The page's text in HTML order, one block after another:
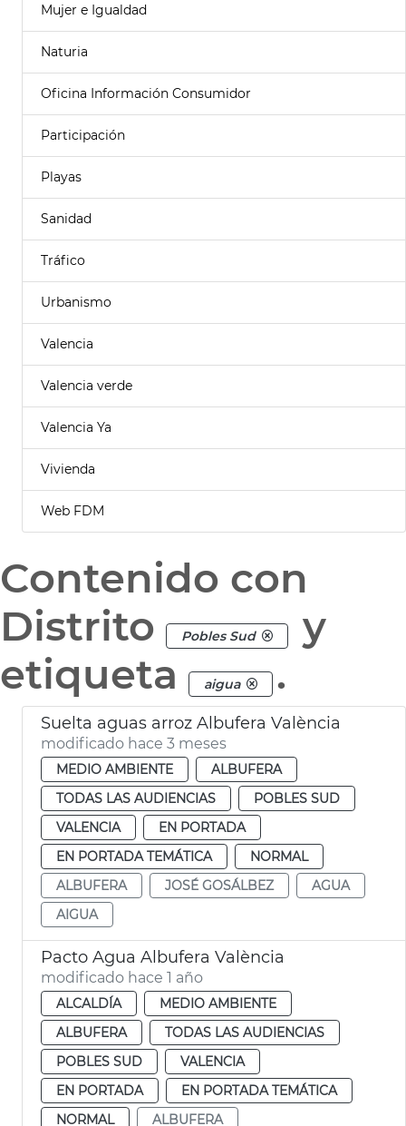
Mujer e Igualdad
Naturia
Oficina Información Consumidor
Participación
Playas
Sanidad
Tráfico
Urbanismo
Valencia
Valencia verde
Valencia Ya
Vivienda
Web FDM
Contenido con
Distrito
Pobles Sud
y
etiqueta
aigua .
Suelta aguas arroz Albufera València
modificado hace 3 meses
MEDIO AMBIENTE
ALBUFERA
TODAS LAS AUDIENCIAS
POBLES SUD
VALENCIA
EN PORTADA
EN PORTADA TEMÁTICA
NORMAL
ALBUFERA
JOSÉ GOSÁLBEZ
AGUA
AIGUA
Pacto Agua Albufera València
modificado hace 1 año
ALCALDÍA
MEDIO AMBIENTE
ALBUFERA
TODAS LAS AUDIENCIAS
POBLES SUD
VALENCIA
EN PORTADA
EN PORTADA TEMÁTICA
NORMAL
ALBUFERA